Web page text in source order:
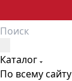
Каталог
По всему сайту